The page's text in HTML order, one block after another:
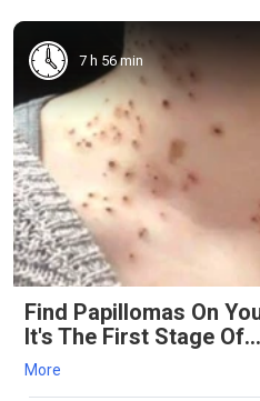
7 h 56 min
Find Papillomas On
It's The First Stage Of...
More